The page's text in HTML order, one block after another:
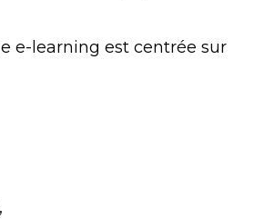
e-learning est centrée sur